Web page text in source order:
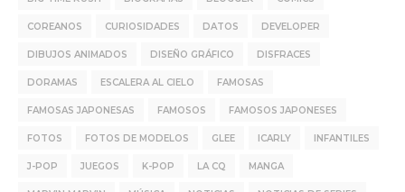
COREANOS CURIOSIDADES DATOS DEVELOPER
DIBUJOS ANIMADOS DISEÑO GRÁFICO DISFRACES
DORAMAS ESCALERA AL CIELO FAMOSAS
FAMOSAS JAPONESAS FAMOSOS FAMOSOS JAPONESES
FOTOS FOTOS DE MODELOS GLEE ICARLY INFANTILES
J-POP JUEGOS K-POP LA CQ MANGA